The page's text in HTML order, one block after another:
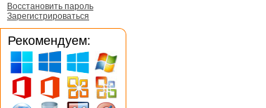
Восстановить пароль
Зарегистрироваться
Рекомендуем: